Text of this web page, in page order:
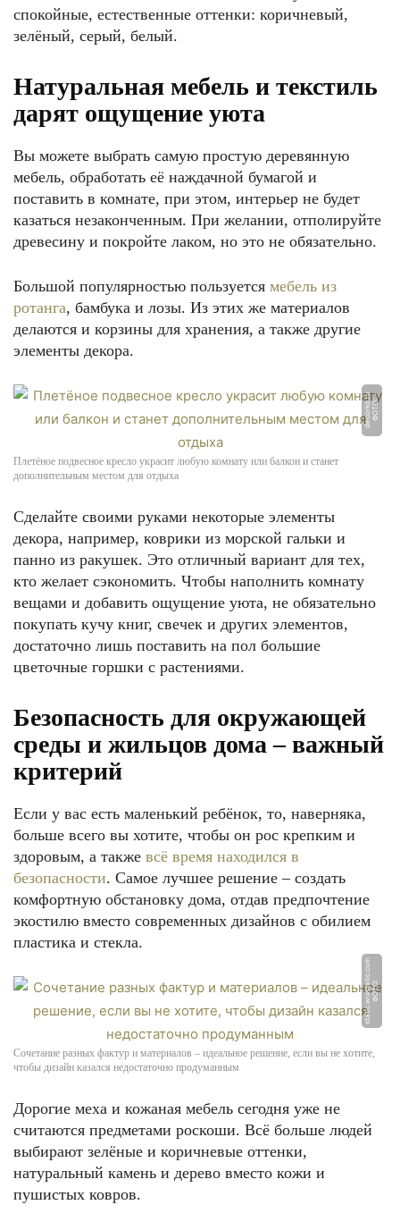
спокойные, естественные оттенки: коричневый,
зелёный, серый, белый.
Натуральная мебель и текстиль
дарят ощущение уюта
Вы можете выбрать самую простую деревянную
мебель, обработать её наждачной бумагой и
поставить в комнате, при этом, интерьер не будет
казаться незаконченным. При желании, отполируйте
древесину и покройте лаком, но это не обязательно.
Большой популярностью пользуется мебель из
ротанга, бамбука и лозы. Из этих же материалов
делаются и корзины для хранения, а также другие
элементы декора.
Ф
О
Т
О:
d
e
c
o
r
k
o.
r
u
Плетёное подвесное кресло украсит любую комнату или балкон и станет
дополнительным местом для отдыха
Сделайте своими руками некоторые элементы
декора, например, коврики из морской гальки и
панно из ракушек. Это отличный вариант для тех,
кто желает сэкономить. Чтобы наполнить комнату
вещами и добавить ощущение уюта, не обязательно
покупать кучу книг, свечек и других элементов,
достаточно лишь поставить на пол большие
цветочные горшки с растениями.
Безопасность для окружающей
среды и жильцов дома – важный
критерий
Если у вас есть маленький ребёнок, то, наверняка,
больше всего вы хотите, чтобы он рос крепким и
здоровым, а также всё время находился в
безопасности. Самое лучшее решение – создать
комфортную обстановку дома, отдав предпочтение
экостилю вместо современных дизайнов с обилием
пластика и стекла.
Ф
О
Т
О:
s
t
a
ti
c.
wi
x
s
t
a
ti
c.
c
o
m
Сочетание разных фактур и материалов – идеальное решение, если вы не хотите,
чтобы дизайн казался недостаточно продуманным
Дорогие меха и кожаная мебель сегодня уже не
считаются предметами роскоши. Всё больше людей
выбирают зелёные и коричневые оттенки,
натуральный камень и дерево вместо кожи и
пушистых ковров.